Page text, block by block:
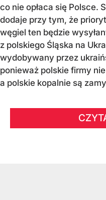
co nie opłaca się Polsce.
dodaje przy tym, że
węgiel ten będzie
z polskiego Śląska na
wydobywany przez
ponieważ polskie firmy
a polskie kopalnie są